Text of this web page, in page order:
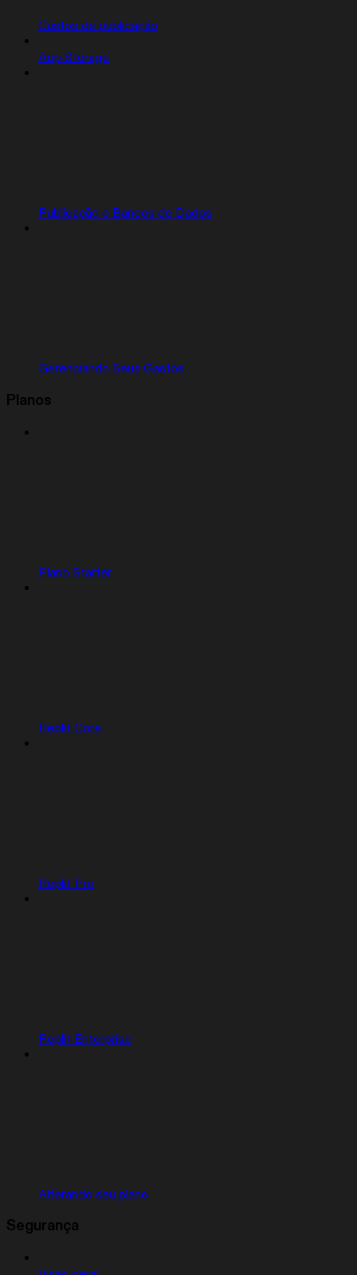
Custos de publicação
App Storage
Publicação e Bancos de Dados
Gerenciando Seus Gastos
Planos
Plano Starter
Replit Core
Replit Pro
Replit Enterprise
Alterando seu plano
Segurança